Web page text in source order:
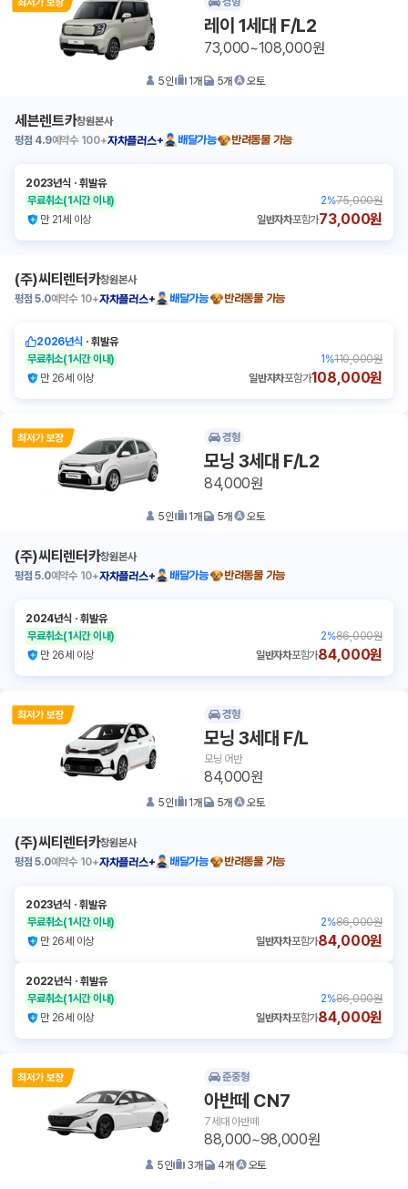
레이 1세대 F/L2
73,000~108,000원
5인 1개 5개 오토
세븐렌트카창원본사
평점 4.9예약수 100+자차플러스+ 배달가능 반려동물 가능
2023년식 ㆍ휘발유
무료취소(1시간 이내) 2%75,000원
만 21세 이상
일반자차포함가73,000원
(주)씨티렌터카창원본사
평점 5.0예약수 10+자차플러스+ 배달가능 반려동물 가능
2026년식 ㆍ휘발유
무료취소(1시간 이내) 1 %110,000원
만 26세 이상
일반자차포함가108,000원
경형
모닝 3세대 F/L2
84,000원
5인 1개 5개 오토
(주)씨티렌터카창원본사
평점 5.0예약수 10+자차플러스+ 배달가능 반려동물 가능
2024년식 ㆍ휘발유
무료취소(1시간 이내) 2%86,000원
만 26세 이상
일반자차포함가84,000원
경형
모닝 3세대 F/L
모닝 어반
84,000원
5인 1개 5개 오토
(주)씨티렌터카창원본사
평점 5.0예약수 10+자차플러스+ 배달가능 반려동물 가능
2023년식 ㆍ휘발유
무료취소(1시간 이내) 2%86,000원
만 26세 이상
일반자차포함가84,000원
2022년식 ㆍ휘발유
무료취소(1시간 이내) 2%86,000원
만 26세 이상
일반자차포함가84,000원
준중형
아반떼 CN7
7세대 아반떼
88,000~98,000원
5인 3개 4개 오토